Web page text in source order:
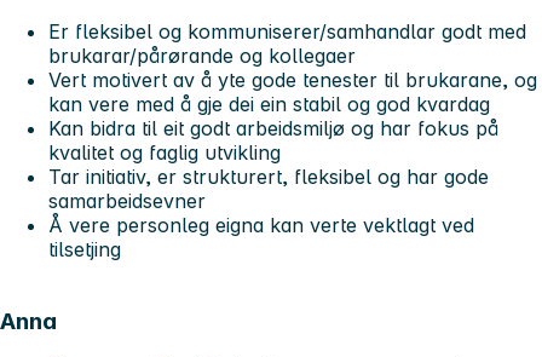
Er fleksibel og kommuniserer/samhandlar godt med
brukarar/pårørande og kollegaer
Vert motivert av å yte gode tenester til brukarane, og
kan vere med å gje dei ein stabil og god kvardag
Kan bidra til eit godt arbeidsmiljø og har fokus på
kvalitet og faglig utvikling
Tar initiativ, er strukturert, fleksibel og har gode
samarbeidsevner
Å vere personleg eigna kan verte vektlagt ved
tilsetjing
Anna